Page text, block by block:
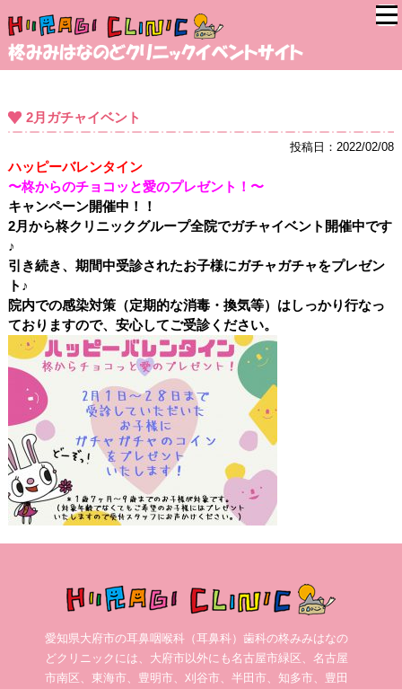
2月ガチャイベント
投稿日：2022/02/08
ハッピーバレンタイン
〜柊からのチョコッと愛のプレゼント！〜
キャンペーン開催中！！
2月から柊クリニックグループ全院でガチャイベント開催中です
♪
引き続き、期間中受診されたお子様にガチャガチャをプレゼン
ト♪
院内での感染対策（定期的な消毒・換気等）はしっかり行なっ
ておりますので、安心してご受診ください。
愛知県大府市の耳鼻咽喉科（耳鼻科）歯科の柊みみはなの
どクリニックには、大府市以外にも名古屋市緑区、名古屋
市南区、東海市、豊明市、刈谷市、半田市、知多市、豊田